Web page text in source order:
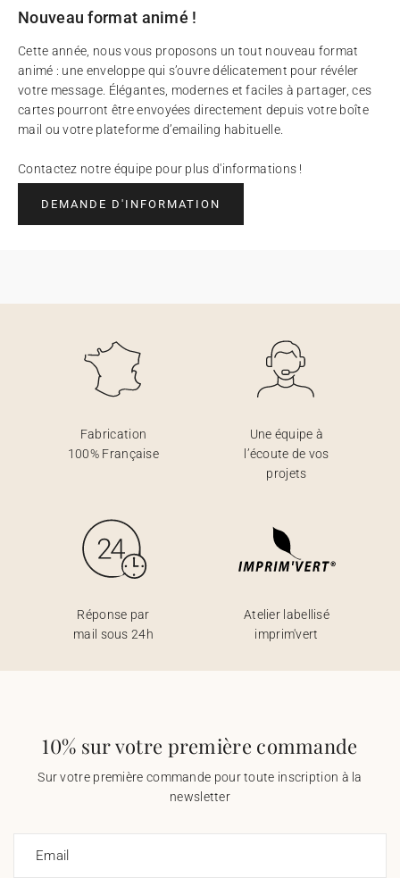
Nouveau format animé !
Cette année, nous vous proposons un tout nouveau format
animé : une enveloppe qui s’ouvre délicatement pour révéler
votre message. Élégantes, modernes et faciles à partager, ces
cartes pourront être envoyées directement depuis votre boîte
mail ou votre plateforme d’emailing habituelle.
Contactez notre équipe pour plus d'informations !
DEMANDE D'INFORMATION
Fabrication
100% Française
Une équipe à
l’écoute de vos
projets
Réponse par
mail sous 24h
Atelier labellisé
imprim'vert
10% sur votre première commande
Sur votre première commande pour toute inscription à la
newsletter
Email